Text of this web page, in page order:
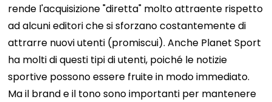
rende l'acquisizione "diretta" molto attraente rispetto
ad alcuni editori che si sforzano costantemente di
attrarre nuovi utenti (promiscui). Anche Planet Sport
ha molti di questi tipi di utenti, poiché le notizie
sportive possono essere fruite in modo immediato.
Ma il brand e il tono sono importanti per mantenere